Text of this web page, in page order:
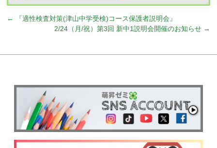
←
『適性検査対策(津山中学受検)コース保護者説明会』
2/24（月/祝）第3回 新中1説明会開催のお知らせ →